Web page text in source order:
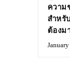
ความ
สำหรั
ต้องม